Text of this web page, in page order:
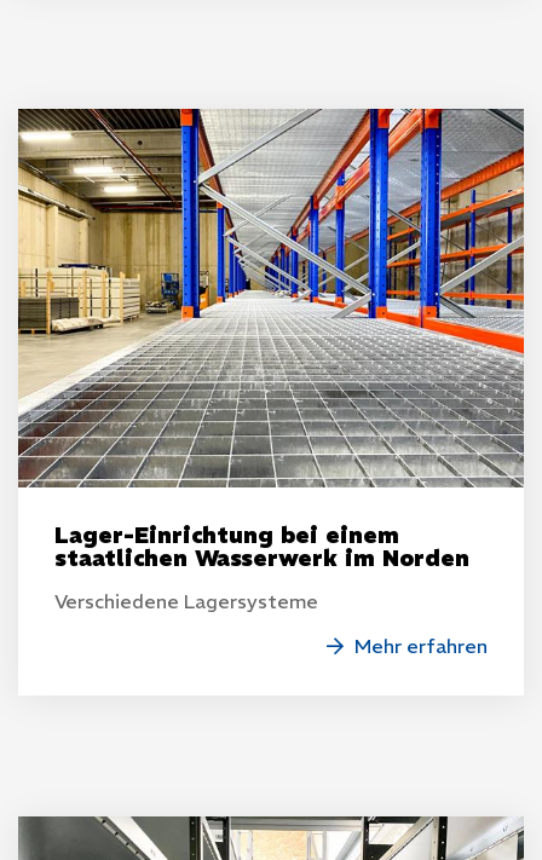
Bohren, Trennen & Oberflächentechnik
Lager-Einrichtung bei einem
staatlichen Wasserwerk im Norden
Verschiedene Lagersysteme
Mehr erfahren